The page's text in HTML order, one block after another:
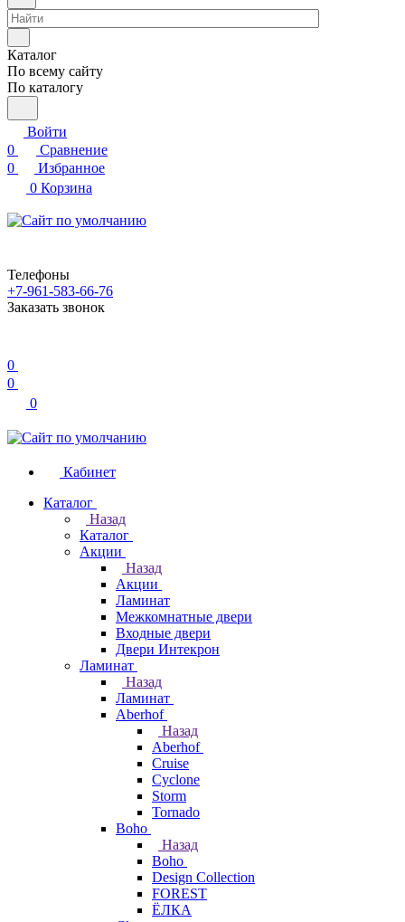
Каталог
По всему сайту
По каталогу
Войти
0
Сравнение
0
Избранное
0 Корзина
Телефоны
+7-961-583-66-76
Заказать звонок
0
0
0
Кабинет
Каталог
Назад
Каталог
Акции
Назад
Акции
Ламинат
Межкомнатные двери
Входные двери
Двери Интекрон
Ламинат
Назад
Ламинат
Aberhof
Назад
Aberhof
Cruise
Cyclone
Storm
Tornado
Boho
Назад
Boho
Design Collection
FOREST
ЁЛКА